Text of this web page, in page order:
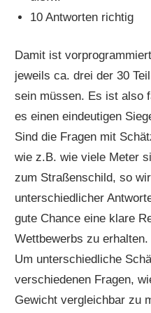
10 Antworten richtig
Damit ist
jeweils ca. drei der 30
sein müssen. Es ist also
es einen eindeutigen
Sind die Fragen mit
wie z.B. wie viele Meter
zum Straßenschild, so
unterschiedlicher
gute Chance eine klare
Wettbewerbs zu erhalten.
Um unterschiedliche
verschiedenen Fragen,
Gewicht vergleichbar zu